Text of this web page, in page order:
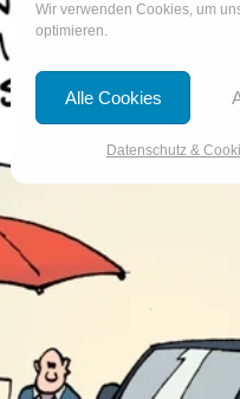
Wir verwenden Cookies, um
optimieren.
Alle Cookies
Datenschutz &